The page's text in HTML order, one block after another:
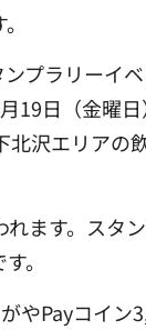
プラリーイ
19日（金曜
沢エリアの
ます。スタ
。
Payコイ